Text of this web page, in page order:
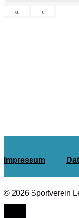
« ‹
Impressum
© 2026 Sportverein